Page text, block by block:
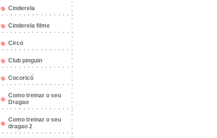
Cinderela
Cinderela filme
Circo
Club pinguin
Cocoricó
Como treinar o seu
Dragao
Como treinar o seu
dragao 2